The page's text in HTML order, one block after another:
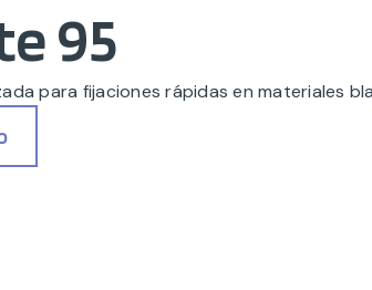
95
para fijaciones rápidas en materiales